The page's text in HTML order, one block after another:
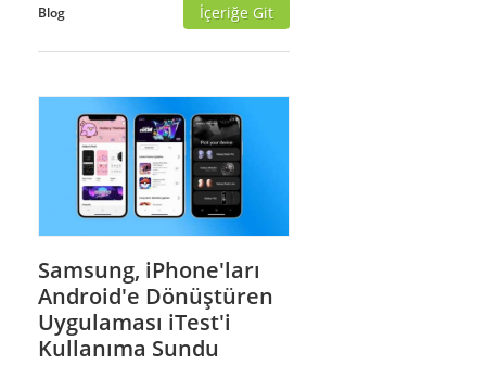
Blog İçeriğe Git
Samsung, iPhone'ları
Android'e Dönüştüren
Uygulaması iTest'i
Kullanıma Sundu